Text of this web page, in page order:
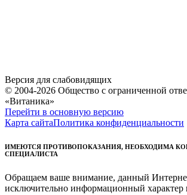
Версия для слабовидящих
© 2004-2026 Общество с ограниченной
«Витаника»
Перейти в основную версию
Карта сайтаПолитика конфиденциальности
ИМЕЮТСЯ ПРОТИВОПОКАЗАНИЯ, НЕОБХОДИМА
СПЕЦИАЛИСТА
Обращаем ваше внимание, данный
исключительно информационный характер